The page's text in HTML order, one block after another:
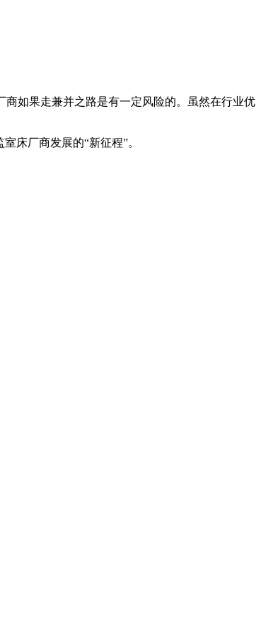
如果走兼并之路是有一定风险的。虽然在行业优
床厂商发展的“新征程”。